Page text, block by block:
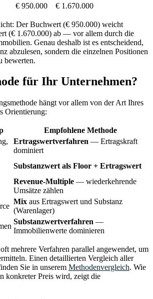
€ 950.000 € 1.670.000
Der Buchwert (€ 950.000) weicht
(€ 1.670.000) ab — vor allem durch die
Genau deshalb ist es entscheidend,
abzulesen, sondern die einzelnen Positionen
bewerten.
für Ihr Unternehmen?
hängt vor allem von der Art Ihres
Orientierung:
Empfohlene Methode
Ertragswertverfahren — Ertragskraft
dominiert
Substanzwert als Floor + Ertragswert
Revenue-Multiple — wiederkehrende
Umsätze zählen
Mix aus Ertragswert und Substanz
(Warenlager)
Substanzwertverfahren —
Immobilienwerte dominieren
mehrere Verfahren parallel angewendet, um
Einen detaillierten Vergleich aller
Sie in unserem Methodenvergleich. Wie
konkreter Preis wird, zeigt die